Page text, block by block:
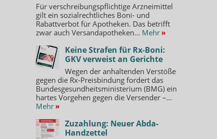
Für verschreibungspflichtige Arzneimittel
gilt ein sozialrechtliches Boni- und
Rabattverbot für Apotheken. Das betrifft
zwar auch Versandapotheken... Mehr »
Keine Strafen für Rx-Boni:
GKV verweist an Gerichte
Wegen der anhaltenden Verstöße
gegen die Rx-Preisbindung fordert das
Bundesgesundheitsministerium (BMG) ein
hartes Vorgehen gegen die Versender –...
Mehr »
Zuzahlung: Neuer Abda-
Handzettel